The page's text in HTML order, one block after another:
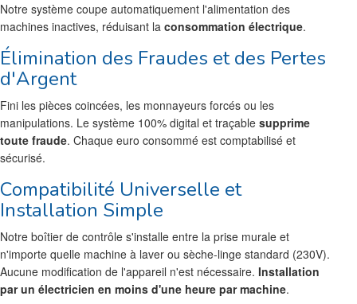
Notre système coupe automatiquement l'alimentation des
machines inactives, réduisant la consommation électrique.
Élimination des Fraudes et des Pertes
d'Argent
Fini les pièces coincées, les monnayeurs forcés ou les
manipulations. Le système 100% digital et traçable supprime
toute fraude. Chaque euro consommé est comptabilisé et
sécurisé.
Compatibilité Universelle et
Installation Simple
Notre boîtier de contrôle s'installe entre la prise murale et
n'importe quelle machine à laver ou sèche-linge standard (230V).
Aucune modification de l'appareil n'est nécessaire. Installation
par un électricien en moins d'une heure par machine.